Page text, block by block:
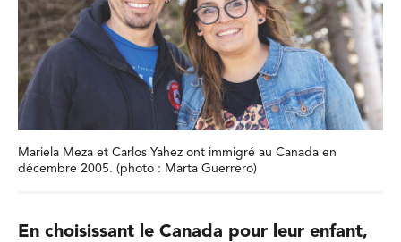
Mariela Meza et Carlos Yahez ont immigré au Canada en
décembre 2005. (photo : Marta Guerrero)
En choisissant le Canada pour leur enfant,